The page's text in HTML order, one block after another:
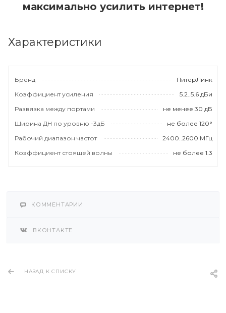
максимально усилить интернет!
Характеристики
Бренд
ПитерЛинк
Коэффициент усиления
5.2..5.6 дБи
Развязка между портами
не менее 30 дБ
Ширина ДН по уровню -3дБ
не более 120°
Рабочий диапазон частот
2400..2600 МГц
Коэффициент стоящей волны
не более 1.3
КОММЕНТАРИИ
ВКОНТАКТЕ
НАЗАД К СПИСКУ
его в сеть заказчика. Мы не
Роскомнадзор. Работа
от нас причинам. По
работы оборудования заявки
Спасибо за понимание.